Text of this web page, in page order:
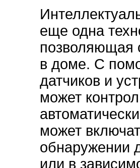
еще одна
позволяющая
в доме. С
датчиков и
может
может
обнаружении
или в